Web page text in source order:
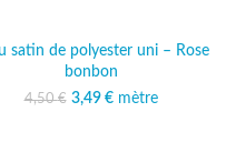
satin de polyester uni – Rose
bonbon
4,50€
Le prix initial était :
3,49 € Le prix actuel est :
mètre